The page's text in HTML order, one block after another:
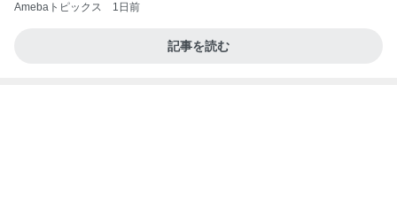
Amebaトピックス 1日前
記事を読む